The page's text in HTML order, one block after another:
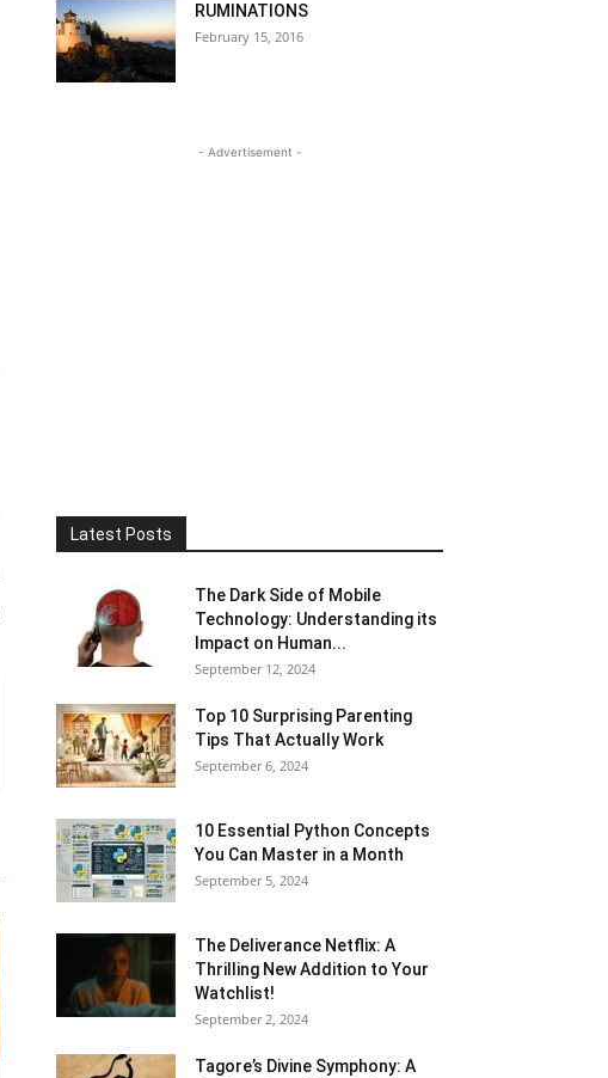
RUMINATIONS
February 15, 2016
- Advertisement -
Latest Posts
The Dark Side of Mobile
Technology: Understanding its
Impact on Human...
September 12, 2024
Top 10 Surprising Parenting
Tips That Actually Work
September 6, 2024
10 Essential Python Concepts
You Can Master in a Month
September 5, 2024
The Deliverance Netflix: A
Thrilling New Addition to Your
Watchlist!
September 2, 2024
Tagore’s Divine Symphony: A